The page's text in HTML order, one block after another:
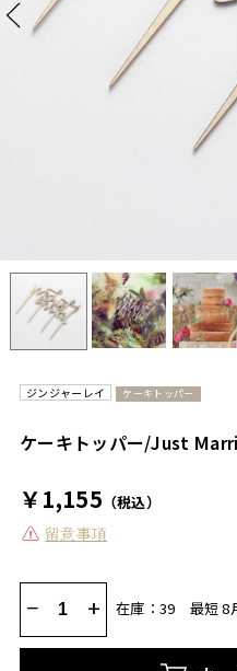
ジンジャーレイ ケーキトッパー
ケーキトッパー/Just
￥1,155 （税込）
留意事項
− + 在庫：39 最短 8